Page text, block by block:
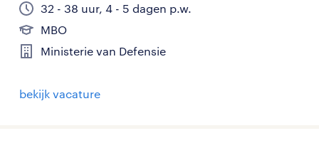
32 - 38 uur, 4 - 5 dagen p.w.
MBO
Ministerie van Defensie
bekijk vacature